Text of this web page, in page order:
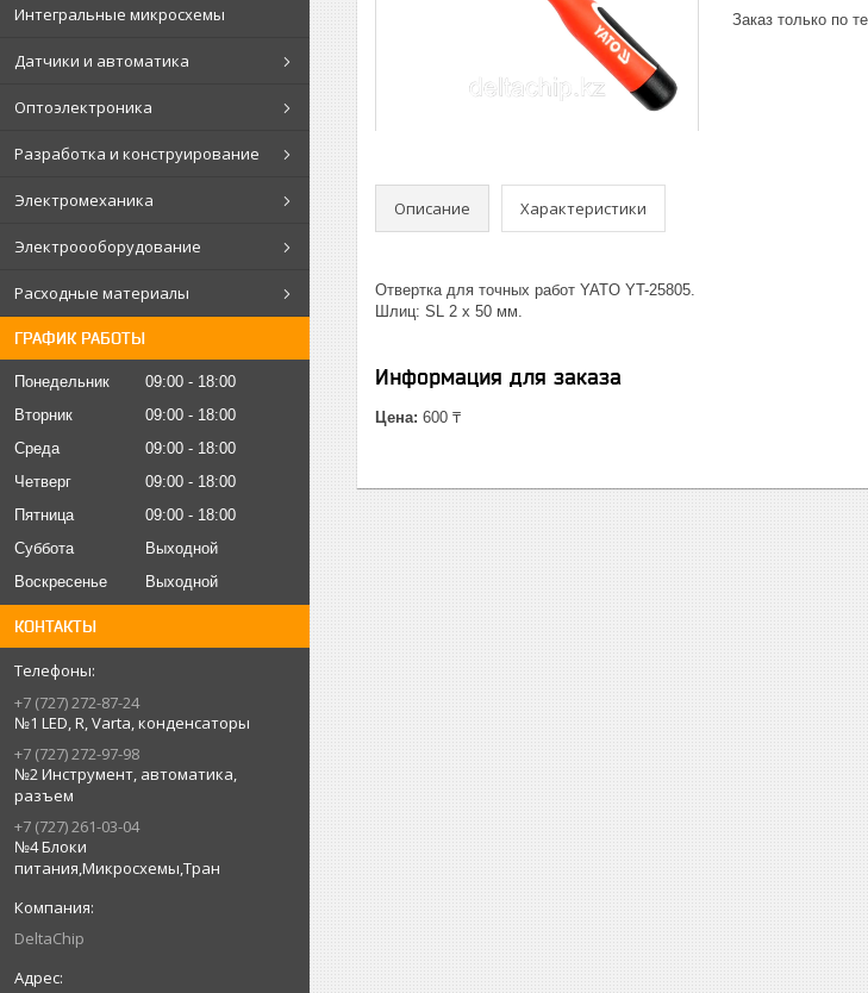
Интегральные микросхемы
Датчики и автоматика
Оптоэлектроника
Разработка и конструирование
Электромеханика
Электроооборудование
Расходные материалы
ГРАФИК РАБОТЫ
Понедельник 09:00
18:00
Вторник
09:00
18:00
Среда
09:00
18:00
Четверг
09:00
18:00
Пятница
09:00
18:00
Суббота
Выходной
Воскресенье
Выходной
КОНТАКТЫ
+7 (727) 272-87-24
№1 LED, R, Varta, конденсаторы
+7 (727) 272-97-98
№2 Инструмент, автоматика,
разъем
+7 (727) 261-03-04
№4 Блоки
питания,Микросхемы,Тран
DeltaChip
Заказ только по
Описание Характеристики
Отвертка для точных работ YATO YT-25805.
Шлиц: SL 2 x 50 мм.
Информация для заказа
Цена: 600 ₸